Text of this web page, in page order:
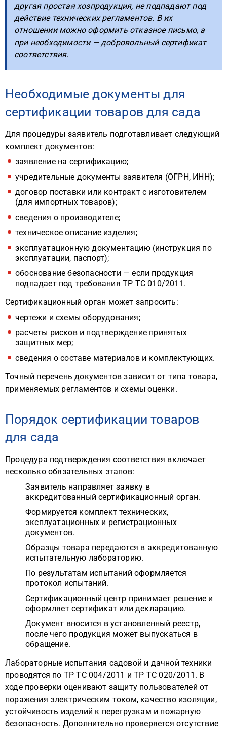
другая простая хозпродукция, не подпадают под
действие технических регламентов. В их
отношении можно оформить отказное письмо, а
при необходимости — добровольный сертификат
соответствия.
Необходимые документы для
сертификации товаров для сада
Для процедуры заявитель подготавливает следующий
комплект документов:
заявление на сертификацию;
учредительные документы заявителя (ОГРН, ИНН);
договор поставки или контракт с изготовителем
(для импортных товаров);
сведения о производителе;
техническое описание изделия;
эксплуатационную документацию (инструкция по
эксплуатации, паспорт);
обоснование безопасности — если продукция
подпадает под требования ТР ТС 010/2011.
Сертификационный орган может запросить:
чертежи и схемы оборудования;
расчеты рисков и подтверждение принятых
защитных мер;
сведения о составе материалов и комплектующих.
Точный перечень документов зависит от типа товара,
применяемых регламентов и схемы оценки.
Порядок сертификации товаров
для сада
Процедура подтверждения соответствия включает
несколько обязательных этапов:
Заявитель направляет заявку в
аккредитованный сертификационный орган.
Формируется комплект технических,
эксплуатационных и регистрационных
документов.
Образцы товара передаются в аккредитованную
испытательную лабораторию.
По результатам испытаний оформляется
протокол испытаний.
Сертификационный центр принимает решение и
оформляет сертификат или декларацию.
Документ вносится в установленный реестр,
после чего продукция может выпускаться в
обращение.
Лабораторные испытания садовой и дачной техники
проводятся по ТР ТС 004/2011 и ТР ТС 020/2011. В
ходе проверки оценивают защиту пользователей от
поражения электрическим током, качество изоляции,
устойчивость изделий к перегрузкам и пожарную
безопасность. Дополнительно проверяется отсутствие